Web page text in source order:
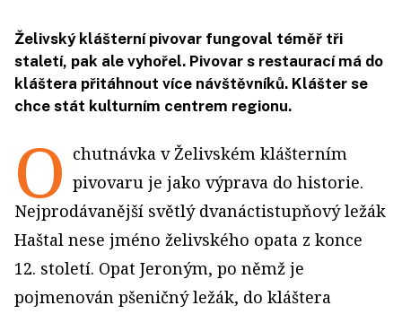
Želivský klášterní pivovar fungoval téměř tři
staletí, pak ale vyhořel. Pivovar s restaurací má do
kláštera přitáhnout více návštěvníků. Klášter se
chce stát kulturním centrem regionu.
O chutnávka v Želivském klášterním
pivovaru je jako výprava do historie.
Nejprodávanější světlý dvanáctistupňový ležák
Haštal nese jméno želivského opata z konce
12. století. Opat Jeroným, po němž je
pojmenován pšeničný ležák, do kláštera